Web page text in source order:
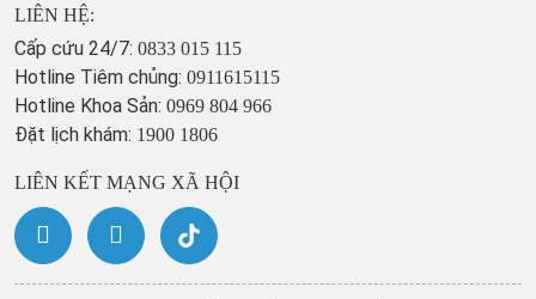
LIÊN HỆ:
Cấp cứu 24/7: 0833 015 115
Hotline Tiêm chủng: 0911615115
Hotline Khoa Sản: 0969 804 966
Đặt lịch khám: 1900 1806
LIÊN KẾT MẠNG XÃ HỘI